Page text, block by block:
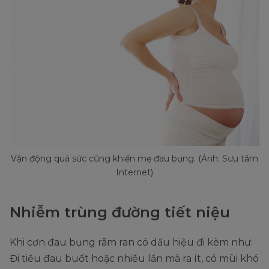
Vận động quá sức cũng khiến mẹ đau bụng. (Ảnh: Sưu tầm
Internet)
Nhiễm trùng đường tiết niệu
Khi cơn đau bụng râm ran có dấu hiệu đi kèm như:
Đi tiểu đau buốt hoặc nhiều lần mà ra ít, có mùi khó